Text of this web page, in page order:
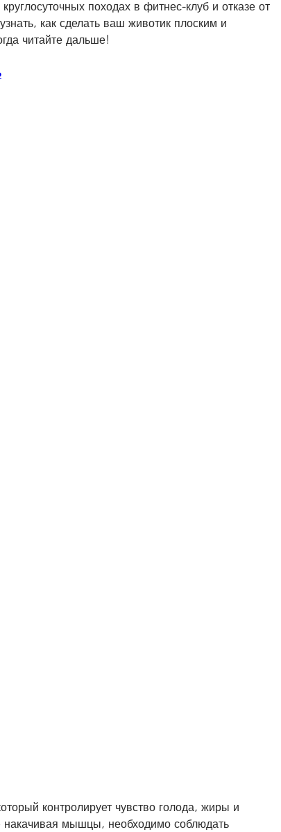
походах в фитнес-клуб и отказе от
как сделать ваш животик плоским и
читайте дальше!
накачивая мышцы, необходимо соблюдать